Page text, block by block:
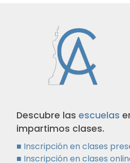
Descubre las escuelas
impartimos clases.
■ Inscripción en clases
■ Inscripción en clases